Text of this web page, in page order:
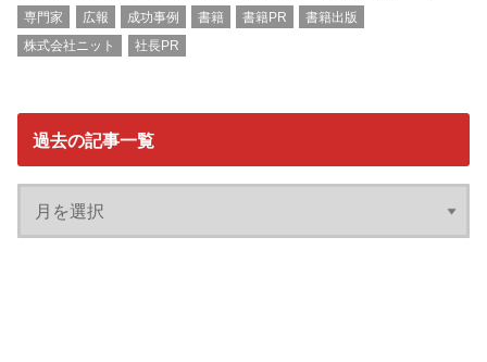
専門家
広報 成功事例 書籍 書籍PR
書籍出版
株式会社ニット
社長PR
過去の記事一覧